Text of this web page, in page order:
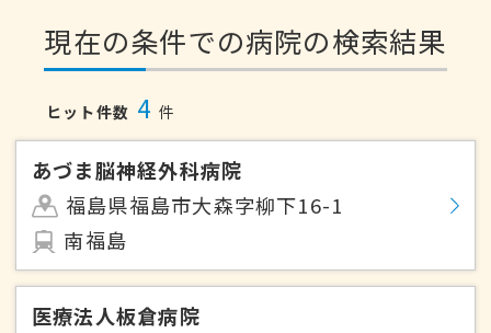
現在の条件での病院の検索結果
ヒット件数 4 件
あづま脳神経外科病院
福島県福島市大森字柳下16-1
南福島
医療法人板倉病院